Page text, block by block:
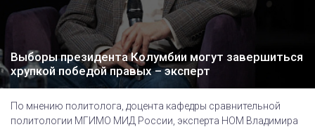
Выборы президента Колумбии могут завершиться
хрупкой победой правых – эксперт
По мнению политолога, доцента кафедры сравнительной
политологии МГИМО МИД России, эксперта НОМ Владимира